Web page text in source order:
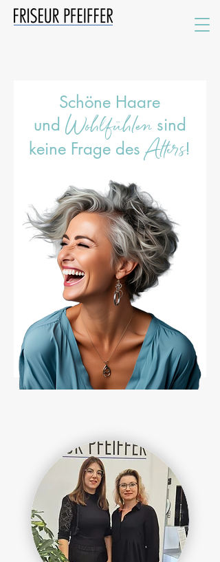
Schöne Haare
und Wohlfühlensind
keine Frage des Alters!